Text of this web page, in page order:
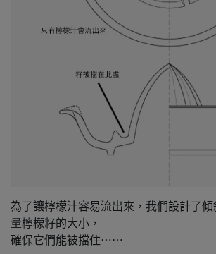
為了讓檸檬汁容易流出來，我們設計了傾
量檸檬籽的大小，
確保它們能被擋住⋯⋯